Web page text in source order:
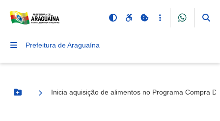
Prefeitura de Araguaína
Botão Menu
Inicia aquisição de alimentos no Programa Compra